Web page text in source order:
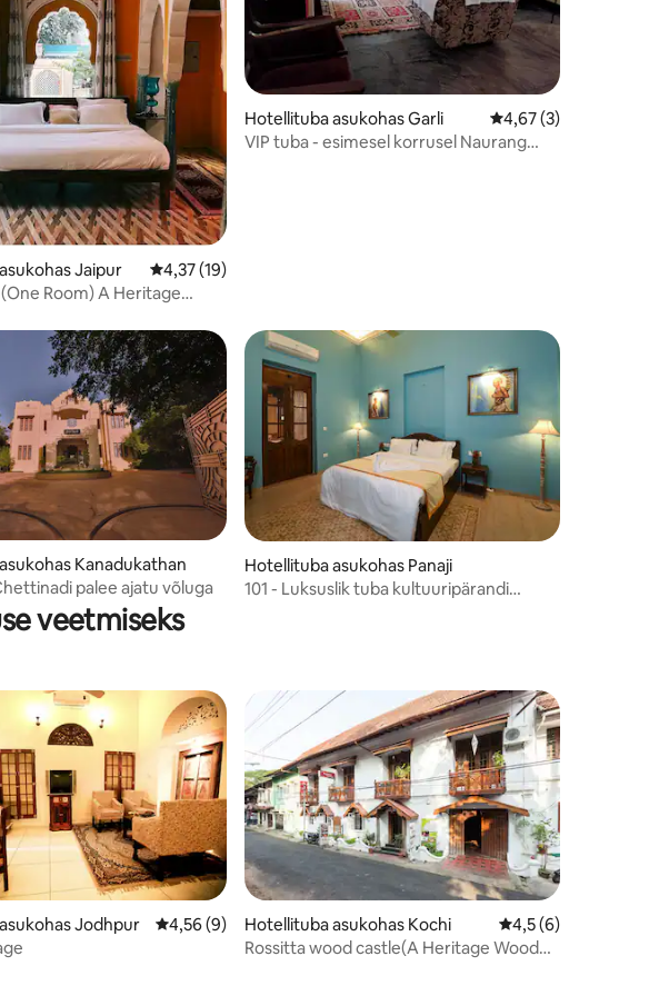
26 hinnangut
Jaipur Keskmine hinnang 4,37/5, 19 hinnangut
4,37 (19)
Room) A Heritage
Hotellituba asukohas Garli Keskmine hinnang
4,67 (3)
VIP tuba - esimesel korrusel Naurang
5, 5 hinnangutKanadukathan
palee ajatu võluga
Hotellituba asukohas Panaji
101 - Luksuslik tuba kultuuripärandi
veetmiseks
4 hinnangut
Jodhpur Keskmine hinnang 4,56/5, 9 hinnangut
4,56 (9)
Hotellituba asukohas Kochi Keskmine hinnang
4,5 (6)
Rossitta wood castle(A Heritage Wood